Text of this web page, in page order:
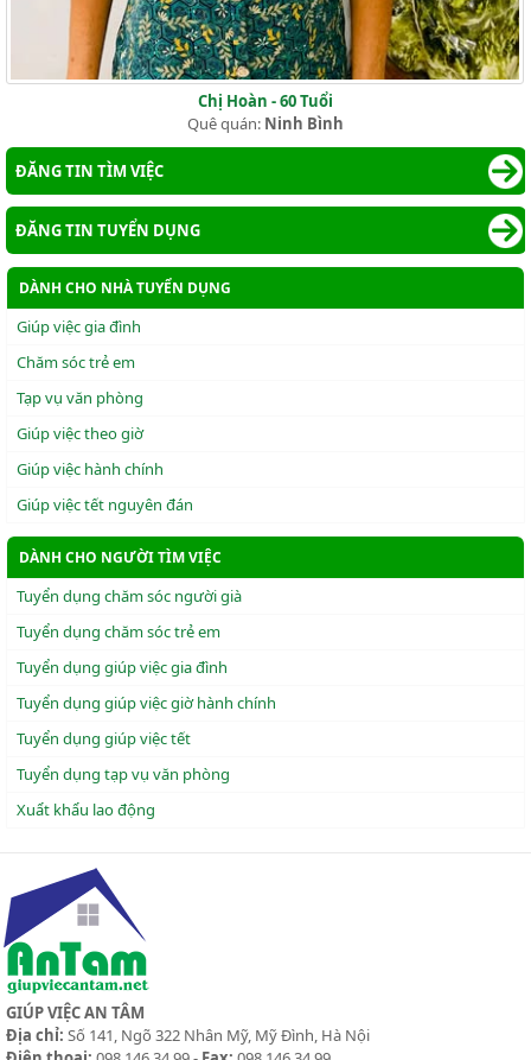
Chị Hoàn - 60 Tuổi
Quê quán: Ninh Bình
ĐĂNG TIN TÌM VIỆC
ĐĂNG TIN TUYỂN DỤNG
DÀNH CHO NHÀ TUYỂN DỤNG
Giúp việc gia đình
Chăm sóc trẻ em
Tạp vụ văn phòng
Giúp việc theo giờ
Giúp việc hành chính
Giúp việc tết nguyên đán
DÀNH CHO NGƯỜI TÌM VIỆC
Tuyển dụng chăm sóc người già
Tuyển dụng chăm sóc trẻ em
Tuyển dụng giúp việc gia đình
Tuyển dụng giúp việc giờ hành chính
Tuyển dụng giúp việc tết
Tuyển dụng tạp vụ văn phòng
Xuẩt khẩu lao động
GIÚP VIỆC AN TÂM
Địa chỉ: Số 141, Ngõ 322 Nhân Mỹ, Mỹ Đình, Hà Nội